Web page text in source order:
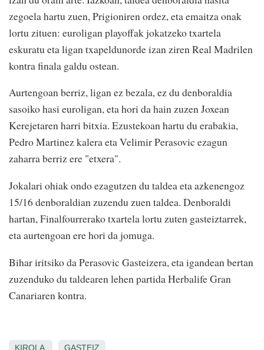
zegoela hartu zuen, Prigioniren ordez, eta emaitza onak
lortu zituen: euroligan playoffak jokatzeko txartela
eskuratu eta ligan txapeldunorde izan ziren Real Madrilen
kontra finala galdu ostean.
Aurtengoan berriz, ligan ez bezala, ez du denboraldia
sasoiko hasi euroligan, eta hori da hain zuzen Joxean
Kerejetaren harri bitxia. Ezustekoan hartu du erabakia,
Pedro Martinez kalera eta Velimir Perasovic ezagun
zaharra berriz ere "etxera".
Jokalari ohiak ondo ezagutzen du taldea eta azkenengoz
15/16 denboraldian zuzendu zuen taldea. Denboraldi
hartan, Finalfourrerako txartela lortu zuten gasteiztarrek,
eta aurtengoan ere hori da jomuga.
Bihar iritsiko da Perasovic Gasteizera, eta igandean bertan
zuzenduko du taldearen lehen partida Herbalife Gran
Canariaren kontra.
KIROLA GASTEIZ